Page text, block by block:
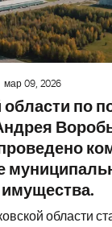
мар 09, 2026
области по
области